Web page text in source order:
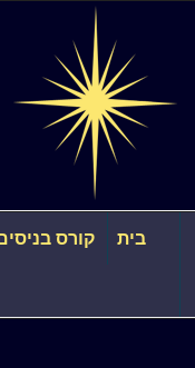
בית קורס